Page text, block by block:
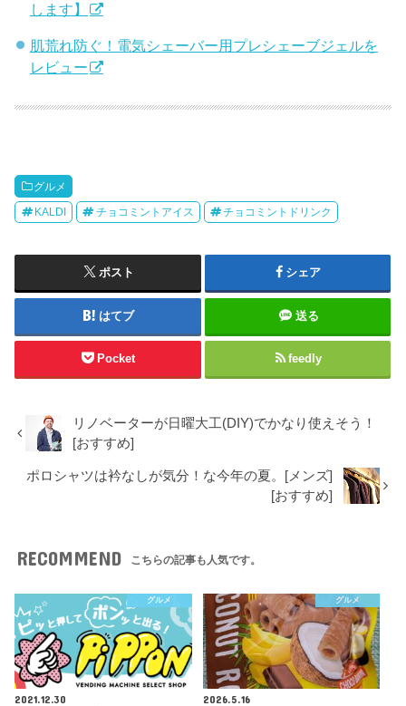
します】
肌荒れ防ぐ！電気シェーバー用プレシェーブジェルを
レビュー
グルメ
KALDI チョコミントアイス チョコミントドリンク
ポスト シェア
はてブ 送る
Pocket feedly
リノベーターが日曜大工(DIY)でかなり使えそう！
[おすすめ]
ポロシャツは衿なしが気分！な今年の夏。[メンズ]
[おすすめ]
RECOMMEND こちらの記事も人気です。
グルメ
2021.12.30
グルメ
2026.5.16